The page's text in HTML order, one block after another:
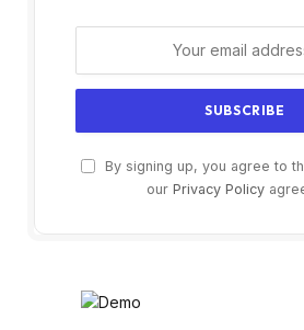
By signing up, you agree to
our Privacy Policy